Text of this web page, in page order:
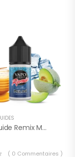
Vapo Liquide Remix Melon 30ml
( 0 Commentaires )